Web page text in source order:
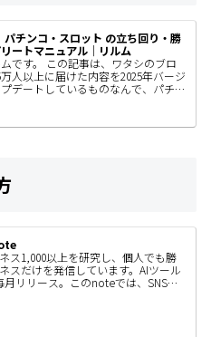
パチンコ・スロット の立ち回り・勝
ートマニュアル｜リルム
です。 この記事は、ワタシのブロ
人以上に届けた内容を2025年バージ
デートしているものなんで、パチン
ス1,000以上を研究し、個人でも勝
スだけを発信しています。AIツール
月リリース。このnoteでは、SNSで